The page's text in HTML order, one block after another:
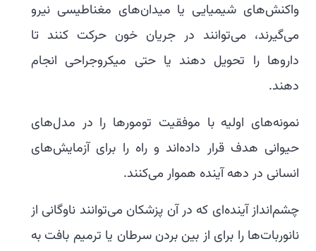
واکنش‌های شیمیایی یا میدان‌های مغناطیسی نیرو
می‌گیرند، می‌توانند در جریان خون حرکت کنند تا
داروها را تحویل دهند یا حتی میکروجراحی انجام
دهند.
نمونه‌های اولیه با موفقیت تومورها را در مدل‌های
حیوانی هدف قرار داده‌اند و راه را برای آزمایش‌های
انسانی در دهه آینده هموار می‌کنند.
چشم‌انداز آینده‌ای که در آن پزشکان می‌توانند ناوگانی از
نانوربات‌ها را برای از بین بردن سرطان یا ترمیم بافت به